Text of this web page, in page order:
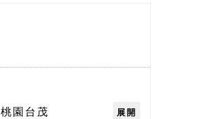
桃園台茂
展開